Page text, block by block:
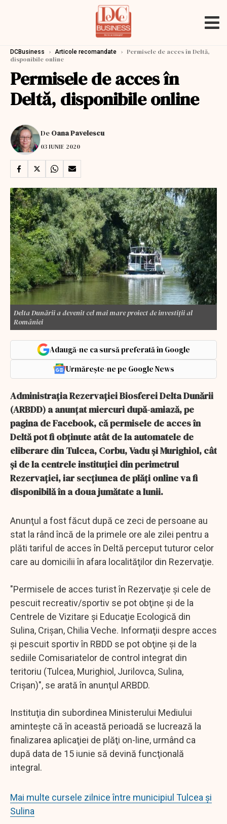
DCBusiness › Articole recomandate › Permisele de acces în Deltă,
disponibile online
Permisele de acces în
Deltă, disponibile online
De Oana Pavelescu
03 IUNIE 2020
Delta Dunării a devenit cel mai mare proiect de investiţii al
României
Adaugă-ne ca sursă preferată în Google
Urmărește-ne pe Google News
Administraţia Rezervaţiei Biosferei Delta Dunării
(ARBDD) a anunţat miercuri după-amiază, pe
pagina de Facebook, că permisele de acces în
Deltă pot fi obţinute atât de la automatele de
eliberare din Tulcea, Corbu, Vadu şi Murighiol, cât
şi de la centrele instituţiei din perimetrul
Rezervaţiei, iar secţiunea de plăţi online va fi
disponibilă în a doua jumătate a lunii.
Anunţul a fost făcut după ce zeci de persoane au
stat la rând încă de la primele ore ale zilei pentru a
plăti tariful de acces în Deltă perceput tuturor celor
care au domicilii în afara localităţilor din Rezervaţie.
"Permisele de acces turist în Rezervaţie şi cele de
pescuit recreativ/sportiv se pot obţine şi de la
Centrele de Vizitare şi Educaţie Ecologică din
Sulina, Crişan, Chilia Veche. Informaţii despre acces
şi pescuit sportiv în RBDD se pot obţine şi de la
sediile Comisariatelor de control integrat din
teritoriu (Tulcea, Murighiol, Jurilovca, Sulina,
Crişan)", se arată în anunţul ARBDD.
Instituţia din subordinea Ministerului Mediului
aminteşte că în această perioadă se lucrează la
finalizarea aplicaţiei de plăţi on-line, urmând ca
după data de 15 iunie să devină funcţională
integral.
Mai multe cursele zilnice între municipiul Tulcea şi
Sulina